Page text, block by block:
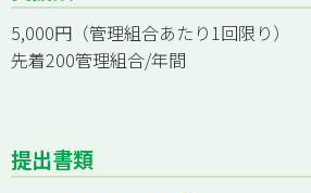
5,000円（管理組合あたり1回限り）
先着200管理組合/年間
提出書類